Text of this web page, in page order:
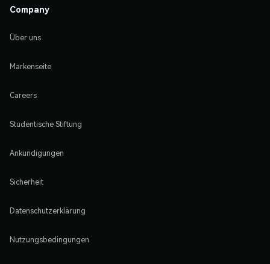
Company
Über uns
Markenseite
Careers
Studentische Stiftung
Ankündigungen
Sicherheit
Datenschutzerklärung
Nutzungsbedingungen